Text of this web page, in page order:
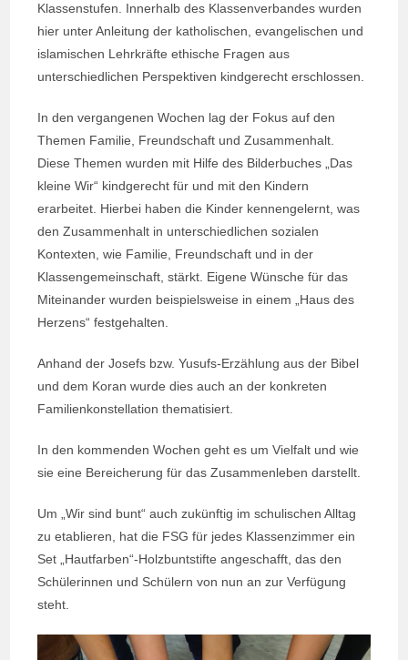
Klassenstufen. Innerhalb des Klassenverbandes wurden
hier unter Anleitung der katholischen, evangelischen und
islamischen Lehrkräfte ethische Fragen aus
unterschiedlichen Perspektiven kindgerecht erschlossen.
In den vergangenen Wochen lag der Fokus auf den
Themen Familie, Freundschaft und Zusammenhalt.
Diese Themen wurden mit Hilfe des Bilderbuches „Das
kleine Wir“ kindgerecht für und mit den Kindern
erarbeitet. Hierbei haben die Kinder kennengelernt, was
den Zusammenhalt in unterschiedlichen sozialen
Kontexten, wie Familie, Freundschaft und in der
Klassengemeinschaft, stärkt. Eigene Wünsche für das
Miteinander wurden beispielsweise in einem „Haus des
Herzens“ festgehalten.
Anhand der Josefs bzw. Yusufs-Erzählung aus der Bibel
und dem Koran wurde dies auch an der konkreten
Familienkonstellation thematisiert.
In den kommenden Wochen geht es um Vielfalt und wie
sie eine Bereicherung für das Zusammenleben darstellt.
Um „Wir sind bunt“ auch zukünftig im schulischen Alltag
zu etablieren, hat die FSG für jedes Klassenzimmer ein
Set „Hautfarben“-Holzbuntstifte angeschafft, das den
Schülerinnen und Schülern von nun an zur Verfügung
steht.